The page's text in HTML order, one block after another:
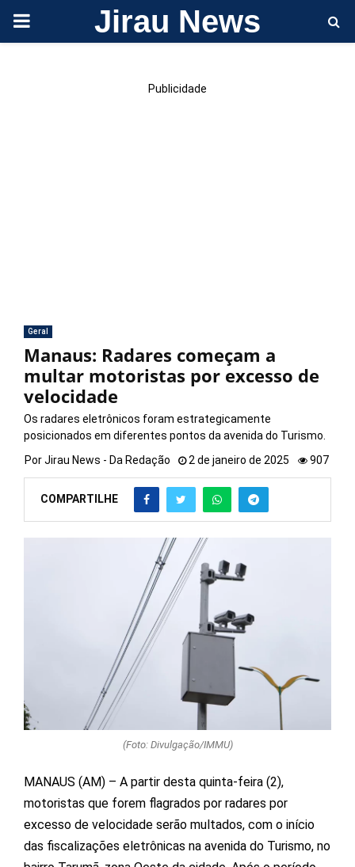
PRIMARY Jirau News
Publicidade
Geral
Manaus: Radares começam a
multar motoristas por excesso de
velocidade
Os radares eletrônicos foram estrategicamente
posicionados em diferentes pontos da avenida do Turismo.
PorJirau News - Da Redação 2 de janeiro de 2025 907
COMPARTILHE
(Foto: Divulgação/IMMU)
MANAUS (AM) – A partir desta quinta-feira (2),
motoristas que forem flagrados por radares por
excesso de velocidade serão multados, com o início
das fiscalizações eletrônicas na avenida do Turismo, no